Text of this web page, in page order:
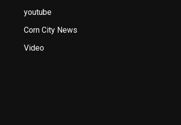
youtube
Corn City News
Video